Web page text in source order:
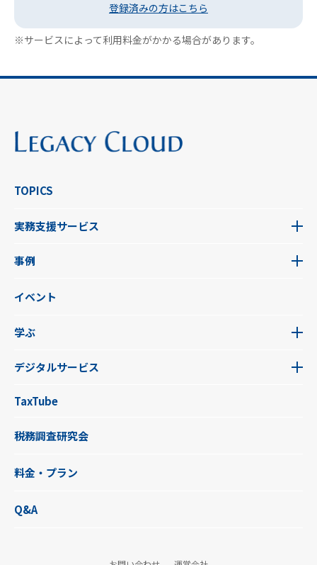
登録済みの方はこちら
※サービスによって利用料金がかかる場合があります。
TOPICS
実務支援サービス
事例
イベント
学ぶ
デジタルサービス
TaxTube
税務調査研究会
料金・プラン
Q&A